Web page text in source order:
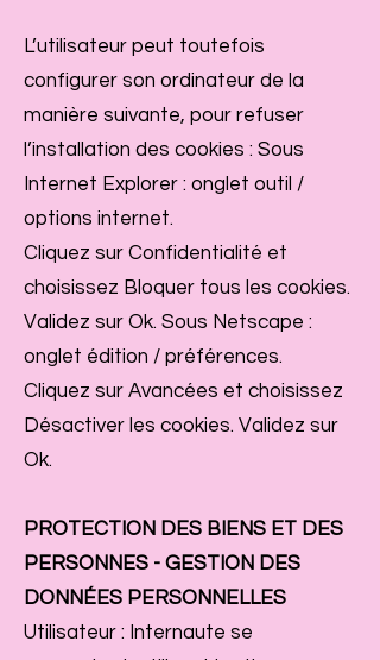
L’utilisateur peut toutefois
configurer son ordinateur de la
manière suivante, pour refuser
l’installation des cookies : Sous
Internet Explorer : onglet outil /
options internet.
Cliquez sur Confidentialité et
choisissez Bloquer tous les cookies.
Validez sur Ok. Sous Netscape :
onglet édition / préférences.
Cliquez sur Avancées et choisissez
Désactiver les cookies. Validez sur
Ok.
PROTECTION DES BIENS ET DES
PERSONNES - GESTION DES
DONNÉES PERSONNELLES
Utilisateur : Internaute se